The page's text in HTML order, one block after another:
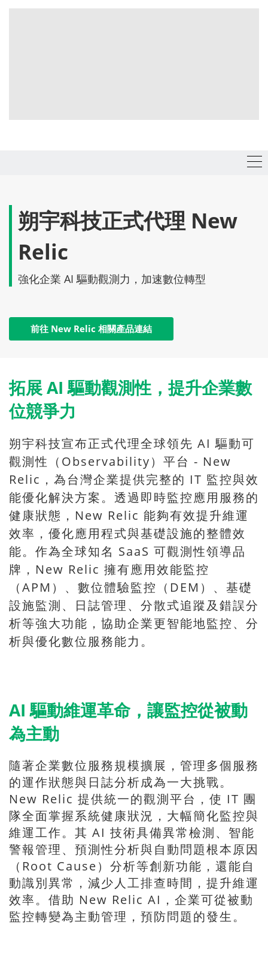
朔宇科技正式代理 New
Relic
強化企業 AI 驅動觀測力，加速數位轉型
前往 New Relic 相關產品連結
拓展 AI 驅動觀測性，提升企業數
位競爭力
朔宇科技宣布正式代理全球領先 AI 驅動可
觀測性（Observability）平台 - New
Relic，為台灣企業提供完整的 IT 監控與效
能優化解決方案。透過即時監控應用服務的
健康狀態，New Relic 能夠有效提升維運
效率，優化應用程式與基礎設施的整體效
能。作為全球知名 SaaS 可觀測性領導品
牌，New Relic 擁有應用效能監控
（APM）、數位體驗監控（DEM）、基礎
設施監測、日誌管理、分散式追蹤及錯誤分
析等強大功能，協助企業更智能地監控、分
析與優化數位服務能力。
AI 驅動維運革命，讓監控從被動
為主動
隨著企業數位服務規模擴展，管理多個服務
的運作狀態與日誌分析成為一大挑戰。
New Relic 提供統一的觀測平台，使 IT 團
隊全面掌握系統健康狀況，大幅簡化監控與
維運工作。其 AI 技術具備異常檢測、智能
警報管理、預測性分析與自動問題根本原因
（Root Cause）分析等創新功能，還能自
動識別異常，減少人工排查時間，提升維運
效率。借助 New Relic AI，企業可從被動
監控轉變為主動管理，預防問題的發生。